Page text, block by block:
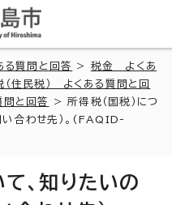
る質問と回答 > 税金 よくあ
（住民税） よくある質問と回
問と回答
> 所得税（国税）につ
い合わせ先）。(FAQID-
て、知りたいの